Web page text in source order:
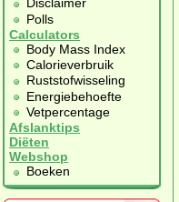
Disclaimer
Polls
Calculators
Body Mass Index
Calorieverbruik
Ruststofwisseling
Energiebehoefte
Vetpercentage
Afslanktips
Diëten
Webshop
Boeken